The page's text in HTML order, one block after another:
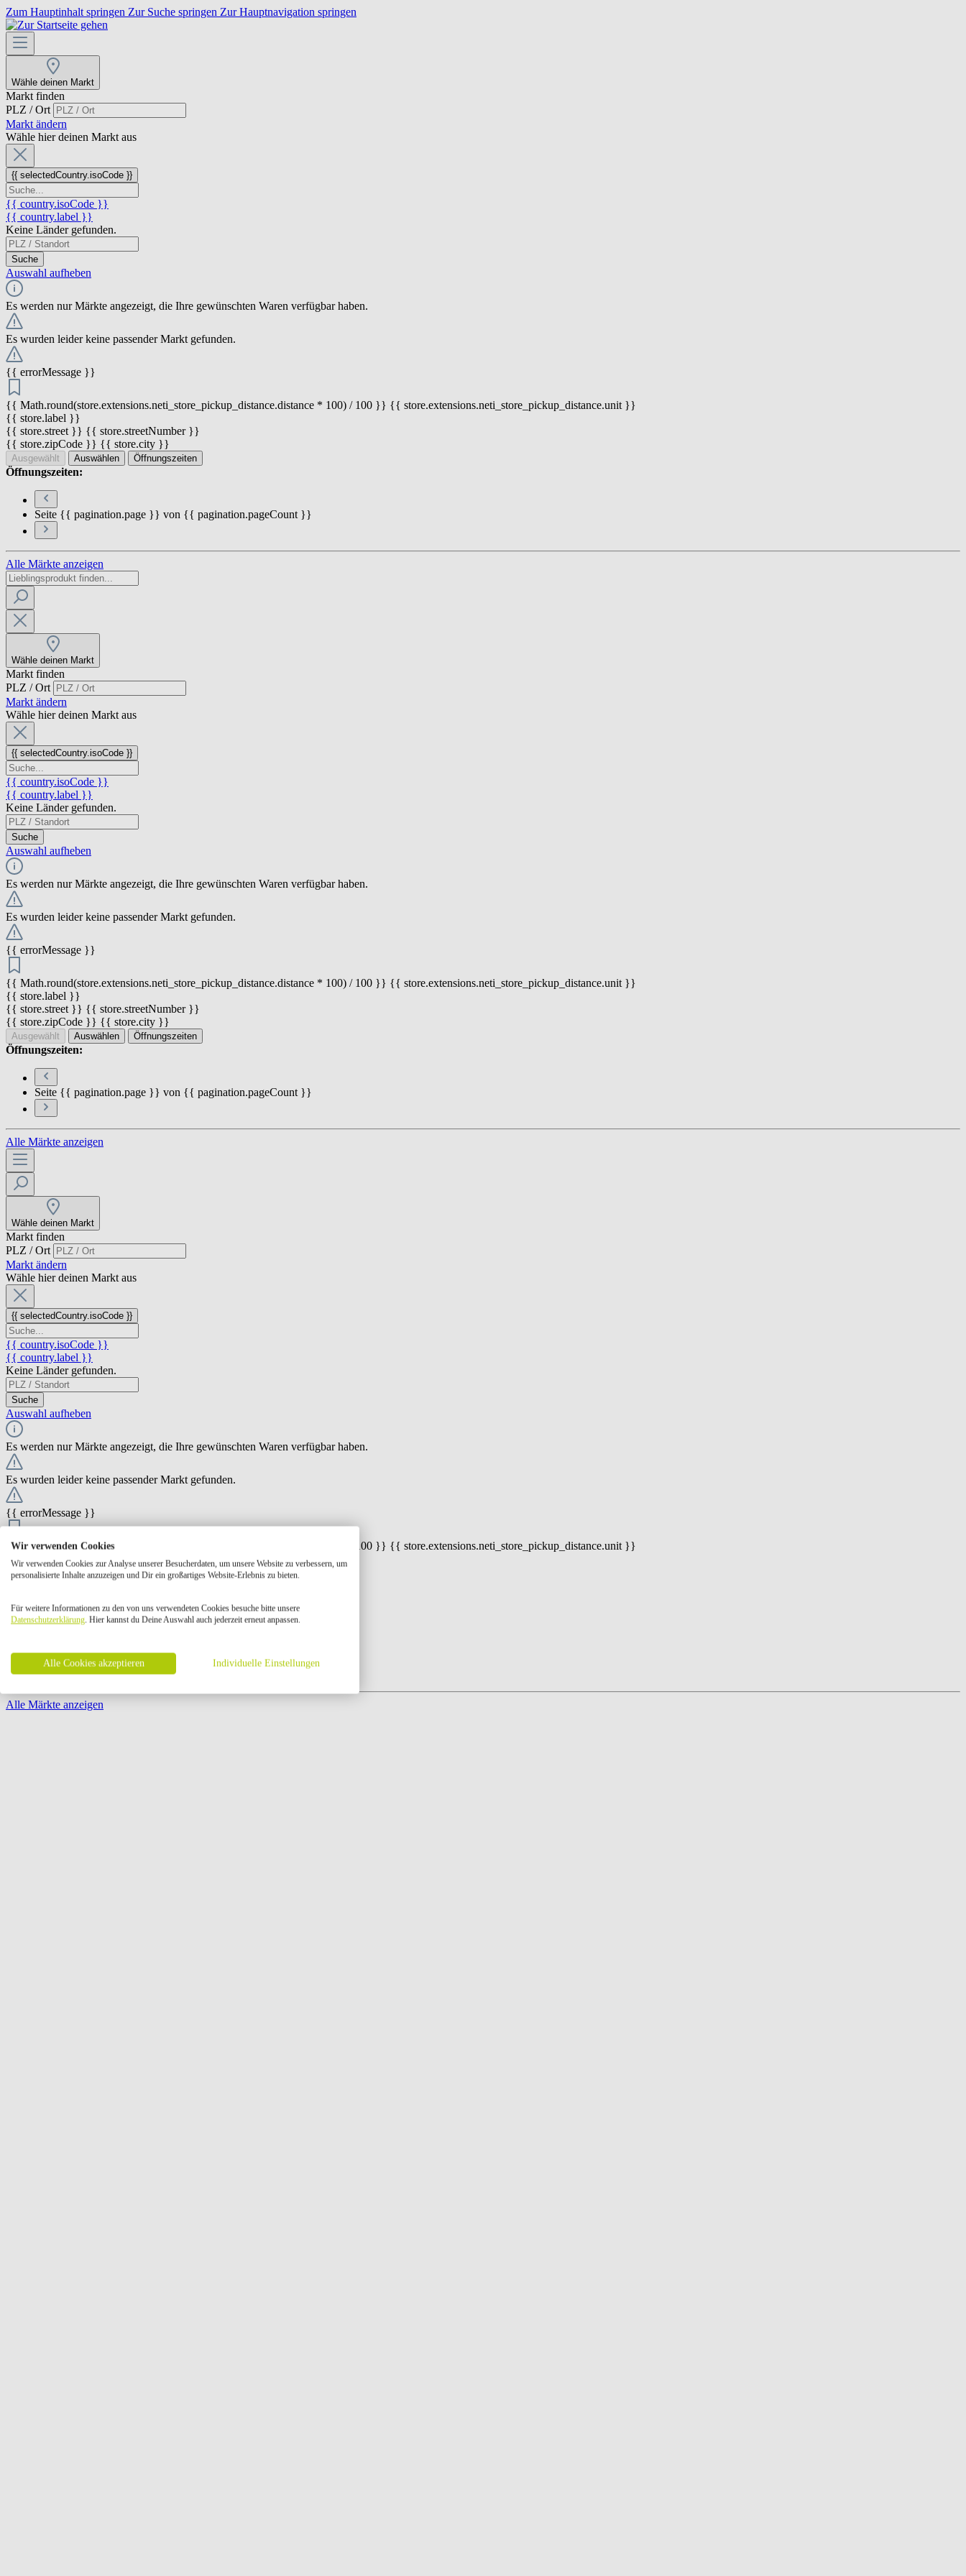
Zum Hauptinhalt springen Zur Suche springen Zur Hauptnavigation springen
Wähle deinen Markt
Markt finden
PLZ / Ort
Markt ändern
Wähle hier deinen Markt aus
{{ selectedCountry.isoCode }}
{{ country.isoCode }}
{{ country.label }}
Keine Länder gefunden.
Suche
Auswahl aufheben
Es werden nur Märkte angezeigt, die Ihre gewünschten Waren verfügbar haben.
Es wurden leider keine passender Markt gefunden.
{{ errorMessage }}
{{ Math.round(store.extensions.neti_store_pickup_distance.distance * 100) / 100 }} {{ store.extensions.neti_store_pickup_distance.unit }}
{{ store.label }}
{{ store.street }} {{ store.streetNumber }}
{{ store.zipCode }} {{ store.city }}
Ausgewählt Auswählen Öffnungszeiten
Öffnungszeiten:
Seite {{ pagination.page }} von {{ pagination.pageCount }}
Alle Märkte anzeigen
Wähle deinen Markt
Markt finden
PLZ / Ort
Markt ändern
Wähle hier deinen Markt aus
{{ selectedCountry.isoCode }}
{{ country.isoCode }}
{{ country.label }}
Keine Länder gefunden.
Suche
Auswahl aufheben
Es werden nur Märkte angezeigt, die Ihre gewünschten Waren verfügbar haben.
Es wurden leider keine passender Markt gefunden.
{{ errorMessage }}
{{ Math.round(store.extensions.neti_store_pickup_distance.distance * 100) / 100 }} {{ store.extensions.neti_store_pickup_distance.unit }}
{{ store.label }}
{{ store.street }} {{ store.streetNumber }}
{{ store.zipCode }} {{ store.city }}
Ausgewählt Auswählen Öffnungszeiten
Öffnungszeiten:
Seite {{ pagination.page }} von {{ pagination.pageCount }}
Alle Märkte anzeigen
Wähle deinen Markt
Markt finden
PLZ / Ort
Markt ändern
Wähle hier deinen Markt aus
{{ selectedCountry.isoCode }}
{{ country.isoCode }}
{{ country.label }}
Keine Länder gefunden.
Suche
Auswahl aufheben
Es werden nur Märkte angezeigt, die Ihre gewünschten Waren verfügbar haben.
Es wurden leider keine passender Markt gefunden.
{{ errorMessage }}
{{ Math.round(store.extensions.neti_store_pickup_distance.distance * 100) / 100 }} {{ store.extensions.neti_store_pickup_distance.unit }}
{{ store.label }}
{{ store.street }} {{ store.streetNumber }}
{{ store.zipCode }} {{ store.city }}
Öffnungszeiten:
Seite {{ pagination.page }} von {{ pagination.pageCount }}
Alle Märkte anzeigen
Wir verwenden Cookies
Wir verwenden Cookies zur Analyse unserer Besucherdaten, um unsere Website zu verbessern, um
personalisierte Inhalte anzuzeigen und Dir ein großartiges Website-Erlebnis zu bieten.
Für weitere Informationen zu den von uns verwendeten Cookies besuche bitte unsere
Datenschutzerklärung. Hier kannst du Deine Auswahl auch jederzeit erneut anpassen.
Alle Cookies akzeptieren Individuelle Einstellungen